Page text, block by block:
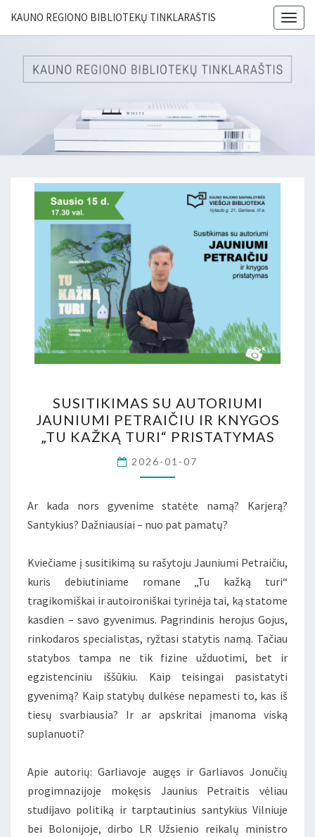
KAUNO REGIONO BIBLIOTEKŲ TINKLARAŠTIS
SU
AUTORIUMI
JAUNIUMI
PETRAIČIU
KNYGOS
„TU
TURI“
PRISTATYMAS
SUSITIKIMAS SU AUTORIUMI
JAUNIUMI PETRAIČIU IR KNYGOS
„TU KAŽKĄ TURI“ PRISTATYMAS
2026-01-07
Ar kada nors gyvenime statėte namą? Karjerą?
Santykius? Dažniausiai – nuo pat pamatų?
Kviečiame į susitikimą su rašytoju Jauniumi Petraičiu,
kuris debiutiniame romane „Tu kažką turi“
tragikomiškai ir autoironiškai tyrinėja tai, ką statome
kasdien – savo gyvenimus. Pagrindinis herojus Gojus,
rinkodaros specialistas, ryžtasi statytis namą. Tačiau
statybos tampa ne tik fizine užduotimi, bet ir
egzistenciniu iššūkiu. Kaip teisingai pasistatyti
gyvenimą? Kaip statybų dulkėse nepamesti to, kas iš
tiesų svarbiausia? Ir ar apskritai įmanoma viską
suplanuoti?
Apie autorių: Garliavoje augęs ir Garliavos Jonučių
progimnazijoje mokęsis Jaunius Petraitis vėliau
studijavo politiką ir tarptautinius santykius Vilniuje
bei Bolonijoje, dirbo LR Užsienio reikalų ministro